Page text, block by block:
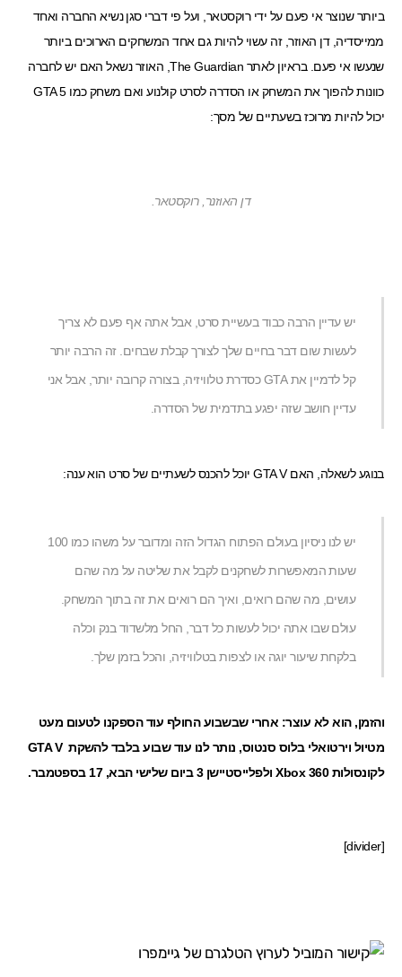
ביותרשנוצר אי פעם על ידי רוקסטאר, ועל פי דברי סגן נשיא החברה ואחד
ממייסדיה, דן האוזר, זה עשוי להיות גם אחד המשחקים הארוכים ביותר
שנעשו אי פעם. בראיון לאתר The Guardian, האוזר נשאל האם יש לחברה
כוונות להפוך את המשחק או הסדרה לסרט קולנוע ואם משחק כמו GTA 5
יכול להיות מרוכז בשעתיים של מסך:
דן האוזנר, רוקסטאר.
יש עדיין הרבה כבוד בעשיית סרט, אבל אתה אף פעם לא צריך
לעשות שום דבר בחיים שלך לצורך קבלת שבחים. זה הרבה יותר
קל לדמיין את GTA כסדרת טלוויזיה, בצורה קרובה יותר, אבל אני
עדיין חושב שזה יפגע בתדמית של הסדרה.
בנוגע לשאלה, האם GTA V יוכל להכנס לשעתיים של סרט הוא ענה:
יש לנו ניסיון בעולם הפתוח הגדול הזה ומדובר על משהו כמו 100
שעות המאפשרות לשחקנים לקבל את שליטה על מה שהם
עושים, מה שהם רואים, ואיך הם רואים את זה בתוך המשחק.
עולם שבו אתה יכול לעשותכל דבר , החל מלשדוד בנק וכלה
בלקחתשיעור יוגה או לצפות בטלוויזיה, והכל בזמן שלך.
והזמן, הוא לא עוצר: אחרי שבשבוע החולף עוד הספקנו לטעום מעט
מטיול וירטואלי בלוס סנטוס, נותר לנו עוד שבוע בלבד להשקתGTA V
לקונסולות Xbox 360 ולפלייסטיישן 3 ביום שלישי הבא, 17 בספטמבר.
[divider]